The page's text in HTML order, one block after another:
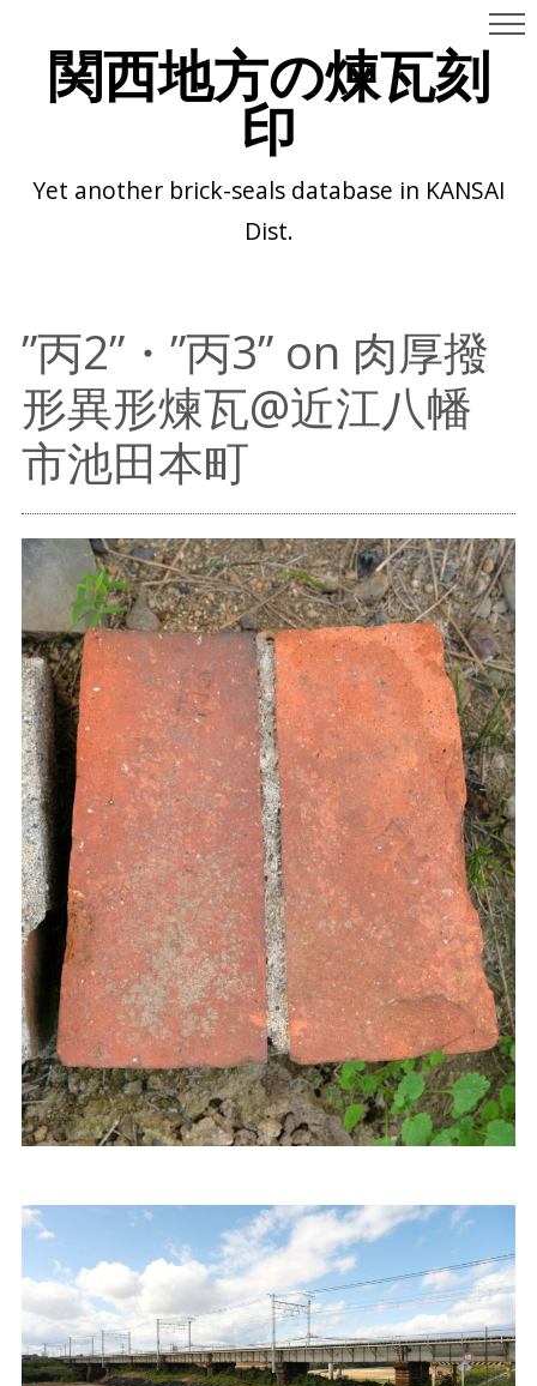
関西地方の煉瓦刻
印
Yet another brick-seals database in KANSAI
Dist.
”丙2”・”丙3” on 肉厚撥
形異形煉瓦@近江八幡
市池田本町